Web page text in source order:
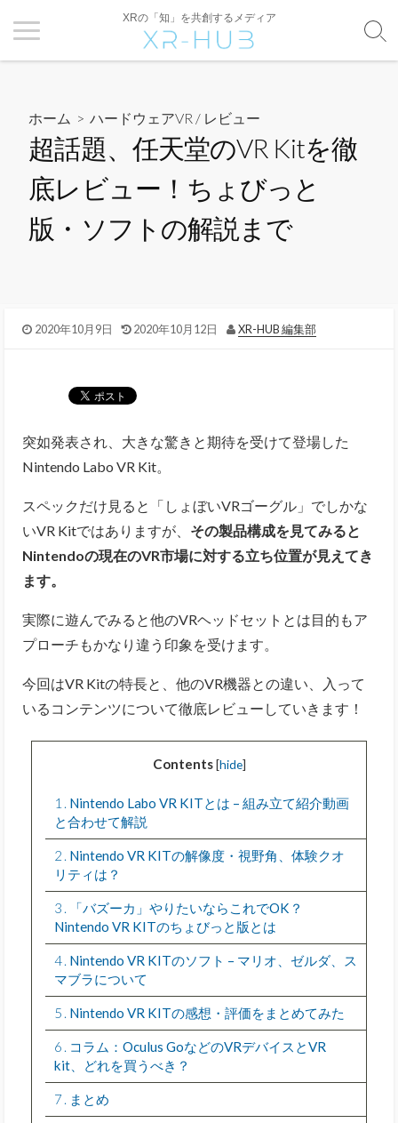
XRの「知」を共創するメディア
ホーム >ハードウェアVR / レビュー
超話題、任天堂のVR Kitを徹
底レビュー！ちょびっと
版・ソフトの解説まで
2020年10月9日 2020年10月12日 XR-HUB 編集部
突如発表され、大きな驚きと期待を受けて登場した
Nintendo Labo VR Kit。
スペックだけ見ると「しょぼいVRゴーグル」でしかな
いVR Kitではありますが、 その製品構成を見てみると
Nintendoの現在のVR市場に対する立ち位置が見えてき
ます。
実際に遊んでみると他のVRヘッドセットとは目的もア
プローチもかなり違う印象を受けます。
今回はVR Kitの特長と、他のVR機器との違い、入って
いるコンテンツについて徹底レビューしていきます！
Contents [hide]
1
Nintendo Labo VR KITとは – 組み立て紹介動画
と合わせて解説
2 Nintendo VR KITの解像度・視野角、体験クオ
リティは？
3
「バズーカ」やりたいならこれでOK？
Nintendo VR KITのちょびっと版とは
4 Nintendo VR KITのソフト – マリオ、ゼルダ、ス
マブラについて
5 Nintendo VR KITの感想・評価をまとめてみた
6
コラム：Oculus GoなどのVRデバイスとVR
kit、どれを買うべき？
7 まとめ